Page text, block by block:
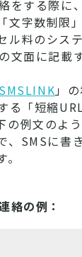
をする際に
文字数制限
ル料のシス
文面に記載
SMSLINK 」
る「短縮
の例文のよ
、SMSに書
絡の例：